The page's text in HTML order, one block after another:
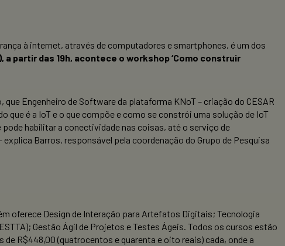
à internet, através de computadores e smartphones, é um dos
partir das 19h, acontece o workshop ‘Como construir
Engenheiro de Software da plataforma KNoT – criação do CESAR
é a IoT e o que compõe e como se constrói uma solução de IoT
habilitar a conectividade nas coisas, até o serviço de
Barros, responsável pela coordenação do Grupo de Pesquisa
oferece Design de Interação para Artefatos Digitais; Tecnologia
Gestão Ágil de Projetos e Testes Ágeis. Todos os cursos estão
R$448,00 (quatrocentos e quarenta e oito reais) cada, onde a